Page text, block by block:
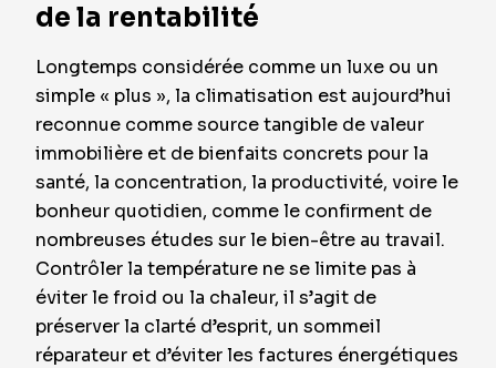
de la rentabilité
Longtemps considérée comme un luxe ou un
simple « plus », la climatisation est aujourd’hui
reconnue comme source tangible de valeur
immobilière et de bienfaits concrets pour la
santé, la concentration, la productivité, voire le
bonheur quotidien, comme le confirment de
nombreuses études sur le bien-être au travail.
Contrôler la température ne se limite pas à
éviter le froid ou la chaleur, il s’agit de
préserver la clarté d’esprit, un sommeil
réparateur et d’éviter les factures énergétiques